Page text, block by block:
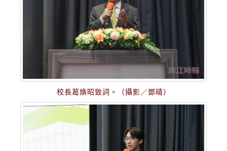
校長葛煥昭致詞。（攝影／鄧晴）